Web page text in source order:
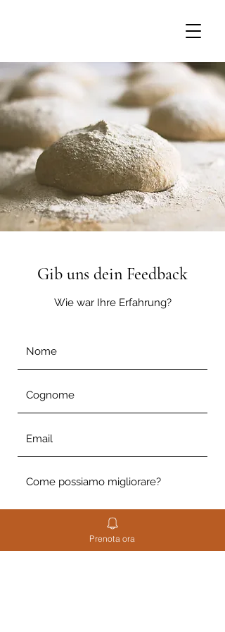
Gib uns dein Feedback
Wie war Ihre Erfahrung?
Prenota ora